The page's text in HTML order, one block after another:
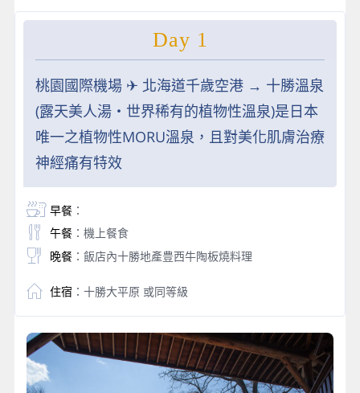
Day 1
桃園國際機場 ✈︎ 北海道千歲空港 → 十勝溫泉
(露天美人湯‧世界稀有的植物性溫泉)是日本
唯一之植物性MORU溫泉，且對美化肌膚治療
神經痛有特效
早餐：
午餐：機上餐食
晚餐：飯店內十勝地產豊西牛陶板燒料理
住宿 ：十勝大平原 或同等級